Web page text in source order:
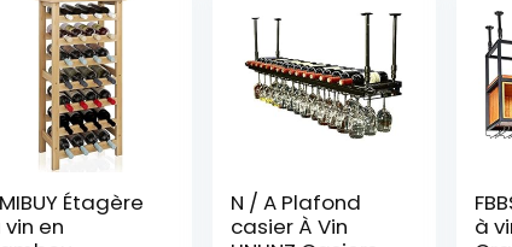
Étagère
vin en
N / A Plafond
casier À Vin
à